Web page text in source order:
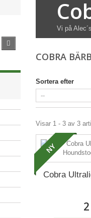
Vi på
COBRA
Sortera efter
Visar 1 - 3 av 3
NY
Cobra